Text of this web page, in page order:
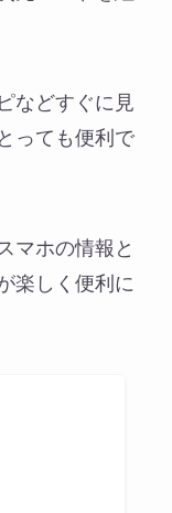
などすぐに見
っても便利で
マホの情報と
楽しく便利に